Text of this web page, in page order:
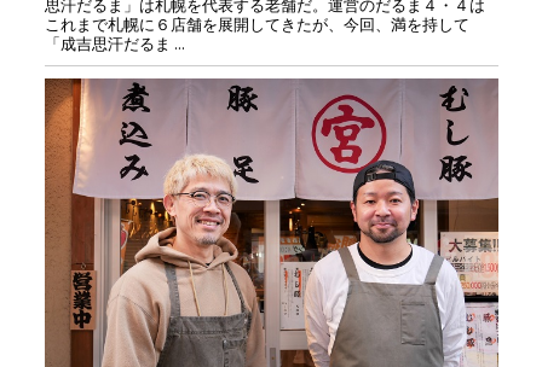
これまで札幌に６店舗を展開してきたが、今回、満を持して
「成吉思汗だるま ...